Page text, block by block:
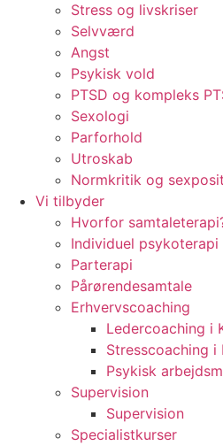
Stress og livskriser
Selvværd
Angst
Psykisk vold
PTSD og kompleks
Sexologi
Parforhold
Utroskab
Normkritik og
Vi tilbyder
Hvorfor
Individuel psykoterapi
Parterapi
Pårørendesamtale
Erhvervscoaching
Ledercoaching i
Stresscoaching i
Psykisk
Supervision
Supervision
Specialistkurser